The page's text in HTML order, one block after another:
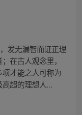
发无漏智而证正理
在古人观念里，
才能之人可称为
超的理想人...